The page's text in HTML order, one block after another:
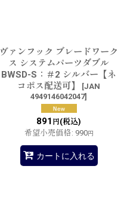
ヴァンフック ブレードワーク
ス システムパーツダブル
BWSD-S：＃2 シルバー【ネ
コポス配送可】
[JAN
4949146042047]
891 円(税込)
希望小売価格: 990円
カートに入れる